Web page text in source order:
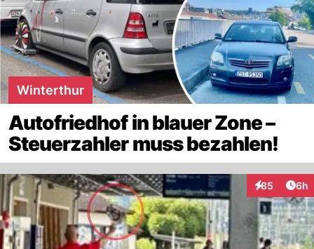
Winterthur
Autofriedhof in blauer Zone –
Steuerzahler muss bezahlen!
85
Interaktionen
6h